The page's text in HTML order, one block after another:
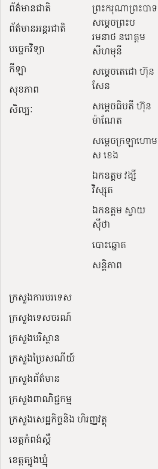
ព័ត៌មានជាតិ
ព័ត៌មានអន្តរជាតិ
បច្ចេកវិទ្យា
កីឡា
សុខភាព
សិល្បៈ
ព្រះករុណាព្រះបាទ
សម្តេចព្រះប
រមនាថ នរោត្តម
សីហមុនី
សម្តេចតេជោ ហ៊ុន
សែន
សម្ដេចធិបតី ហ៊ុន
ម៉ាណែត
សម្ដេចក្រឡាហោម
ស ខេង
ឯកឧត្តម វង្សី
វិស្សុត
ឯកឧត្តម ស្វាយ
ស៊ីថា
បោះឆ្នោត
សន្តិភាព
ក្រសួងការបរទេស
ក្រសួងទេសចរណ៍
ក្រសួងបរិស្ថាន
ក្រសួងប្រៃសណីយ៍
ក្រសួងព័ត៌មាន
ក្រសួងពាណិជ្ជកម្ម
ក្រសួងសេដ្ឋកិច្ចនិង ហិរញ្ញវត្ថុ
ខេត្តកំពង់ស្ពឺ
ខេត្តត្បូងឃ្មុំ